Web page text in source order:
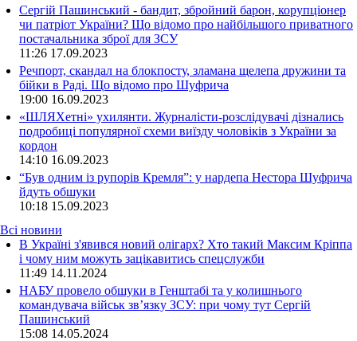
Сергій Пашинський - бандит, збройний барон, корупціонер
чи патріот України? Що відомо про найбільшого приватного
постачальника зброї для ЗСУ
11:26 17.09.2023
Речпорт, скандал на блокпосту, зламана щелепа дружини та
бійки в Раді. Що відомо про Шуфрича
19:00 16.09.2023
«ШЛЯХетні» ухилянти. Журналісти-розслідувачі дізнались
подробиці популярної схеми виїзду чоловіків з України за
кордон
14:10 16.09.2023
“Був одним із рупорів Кремля”: у нардепа Нестора Шуфрича
йдуть обшуки
10:18 15.09.2023
Всі новини
В Україні з'явився новий олігарх? Хто такий Максим Кріппа
і чому ним можуть зацікавитись спецслужби
11:49 14.11.2024
НАБУ провело обшуки в Генштабі та у колишнього
командувача військ зв’язку ЗСУ: при чому тут Сергій
Пашинський
15:08 14.05.2024